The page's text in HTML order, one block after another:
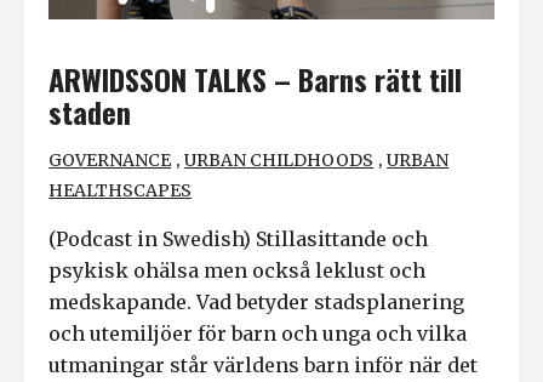
ARWIDSSON TALKS – Barns rätt till
staden
GOVERNANCE,URBAN CHILDHOODS ,URBAN
HEALTHSCAPES
(Podcast in Swedish) Stillasittande och
psykisk ohälsa men också leklust och
medskapande. Vad betyder stadsplanering
och utemiljöer för barn och unga och vilka
utmaningar står världens barn inför när det